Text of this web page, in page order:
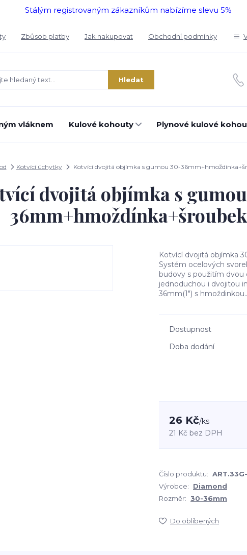
Stálým registrovaným zákazníkům nabízíme slevu 5%
Zbůsob platby Jak nakupovat Obchodní podmínky
Hledat
vláknem Kulové kohouty Plynové kulové
Kotvící úchytky Kotvící dvojitá objímka s gumou 30-
dvojitá objímka s
36mm+hmoždínka+šroubek
Kotvící dvojitá objímka
Systém ocelových
budovy s použitím dvou
jednoduchou i dvojitou
36mm(1") s
Dostupnost
Doba dodání
26 Kč/ks
21 Kč bez DPH
Číslo produktu:
Výrobce:
Diamond
Rozměr: 30-36mm
Do oblíbených